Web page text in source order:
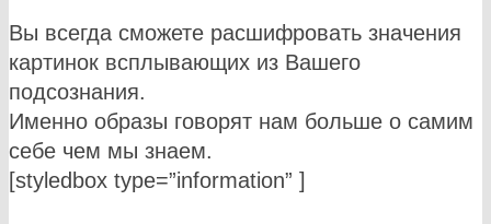
Вы всегда сможете расшифровать значения
картинок всплывающих из Вашего
подсознания.
Именно образы говорят нам больше о самим
себе чем мы знаем.
[styledbox type=”information” ]